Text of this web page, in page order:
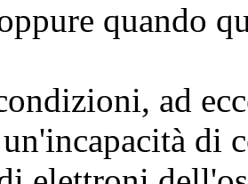
quando
ad
di